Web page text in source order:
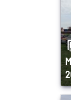
Maas en